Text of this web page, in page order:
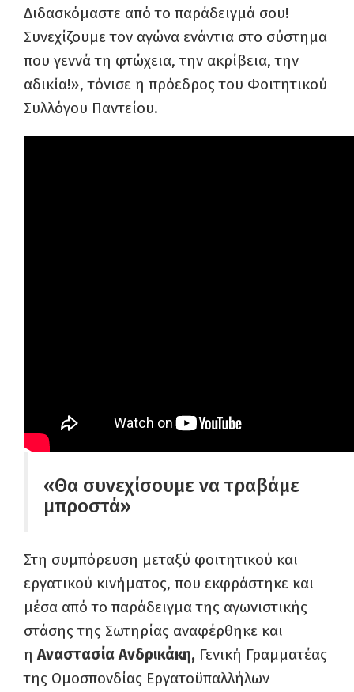
Διδασκόμαστε από το παράδειγμά σου!
Συνεχίζουμε τον αγώνα ενάντια στο σύστημα
που γεννά τη φτώχεια, την ακρίβεια, την
αδικία!», τόνισε η πρόεδρος του Φοιτητικού
Συλλόγου Παντείου.
«Θα συνεχίσουμε να τραβάμε
μπροστά»
Στη συμπόρευση μεταξύ φοιτητικού και
εργατικού κινήματος, που εκφράστηκε και
μέσα από το παράδειγμα της αγωνιστικής
στάσης της Σωτηρίας αναφέρθηκε και
η Αναστασία Ανδρικάκη, Γενική Γραμματέας
της Ομοσπονδίας Εργατοϋπαλλήλων